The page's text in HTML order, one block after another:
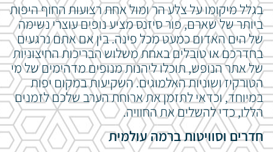
בגלל מיקומו על צלע הר ומול אחת רצועות החוף היפות
ביותר של שארם, פור סיזנס מציע נופים עוצרי נשימה
של הים האדום כמעט מכל פינה.בין אם אתם נרגעים
בחדרכם או טובלים באחת משלוש הבריכות החיצוניות
של אתר הנופש, תוכלו ליהנות מנופים מדהימים של מי
הטורקיז ושוניות האלמוגים. השקיעות במקום יפות
במיוחד, וכדאי לתזמן את ארוחת הערב שלכם לזמנים
הללו, כדי להשלים את החוויה.
חדרים וסוויטות ברמה עולמית